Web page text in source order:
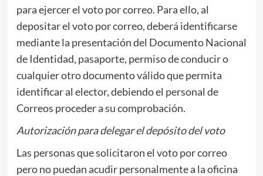
para ejercer el voto por correo. Para ello, al
depositar el voto por correo, deberá identificarse
mediante la presentación del Documento Nacional
de Identidad, pasaporte, permiso de conducir o
cualquier otro documento válido que permita
identificar al elector, debiendo el personal de
Correos proceder a su comprobación.
Autorización para delegar el depósito del voto
Las personas que solicitaron el voto por correo
pero no puedan acudir personalmente a la oficina